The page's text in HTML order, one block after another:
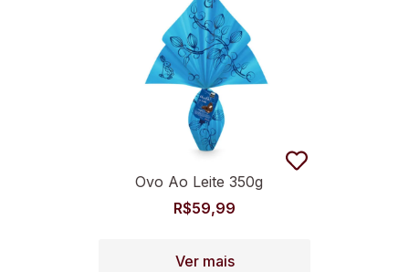
Ovo Ao Leite 350g
R$59,99
Ver mais